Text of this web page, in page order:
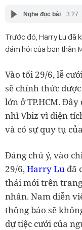
Nghe đọc bài 3:27
Trước đó, Harry Lu đã
đám hỏi của bạn thân
Vào tối 29/6, lễ
sẽ chính thức
lớn ở TP.HCM.
nhì Vbiz vì diện
và có sự quy tụ
Đáng chú ý, vào
29/6,Harry Lu đã
thái mới trên
nhân. Nam diễn
thông báo sẽ
dự tiệc cưới của